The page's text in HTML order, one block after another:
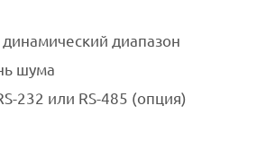
диапазон
шума
232 или RS-485 (опция)